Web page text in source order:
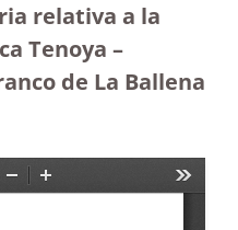
relativa a la
Tenoya –
de La Ballena